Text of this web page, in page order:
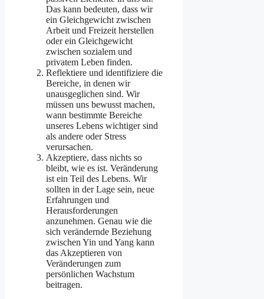
Das kann bedeuten, dass wir
ein Gleichgewicht zwischen
Arbeit und Freizeit herstellen
oder ein Gleichgewicht
zwischen sozialem und
privatem Leben finden.
Reflektiere und identifiziere die
Bereiche, in denen wir
unausgeglichen sind. Wir
müssen uns bewusst machen,
wann bestimmte Bereiche
unseres Lebens wichtiger sind
als andere oder Stress
verursachen.
Akzeptiere, dass nichts so
bleibt, wie es ist. Veränderung
ist ein Teil des Lebens. Wir
sollten in der Lage sein, neue
Erfahrungen und
Herausforderungen
anzunehmen. Genau wie die
sich verändernde Beziehung
zwischen Yin und Yang kann
das Akzeptieren von
Veränderungen zum
persönlichen Wachstum
beitragen.